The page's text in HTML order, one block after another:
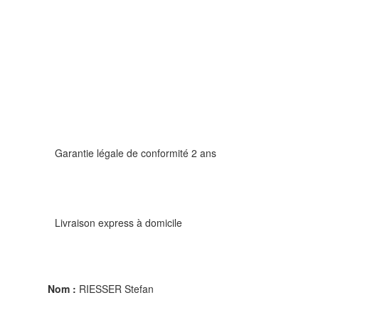
Garantie légale de conformité 2 ans
Livraison express à domicile
Nom : RIESSER Stefan